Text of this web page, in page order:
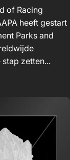
of Racing
heeft gestart
Parks and
zetten...